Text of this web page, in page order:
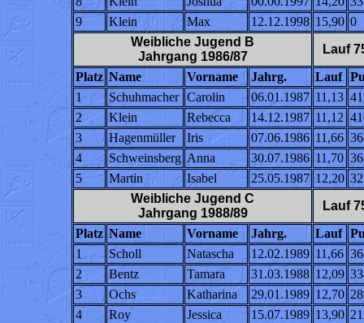
9
Klein Max 12.12.1998 15,90 0
Weibliche Jugend B
Jahrgang 1986/87
Lauf
Platz Name Vorname Jahrg. Lauf
1
Schuhmacher Carolin 06.01.1987 11,13
2
Klein Rebecca 14.12.1987 11,12
3
Hagenmüller Iris 07.06.1986 11,66
4
Schweinsberg Anna 30.07.1986 11,70
5
Martin Isabel 25.05.1987 12,20
Weibliche Jugend C
Jahrgang 1988/89
Lauf
Platz Name Vorname Jahrg. Lauf
1
Scholl Natascha 12.02.1989 11,66
2
Bentz Tamara 31.03.1988 12,09
3
Ochs Katharina 29.01.1989 12,70
4
Roy Jessica 15.07.1989 13,90